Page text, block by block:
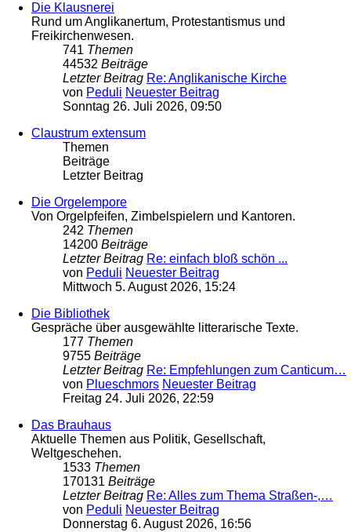
Die Klausnerei
Rund um Anglikanertum, Protestantismus und
Freikirchenwesen.
741 Themen
44532 Beiträge
Letzter Beitrag Re: Anglikanische Kirche
von Peduli Neuester Beitrag
Sonntag 26. Juli 2026, 09:50
Claustrum extensum
Themen
Beiträge
Letzter Beitrag
Die Orgelempore
Von Orgelpfeifen, Zimbelspielern und Kantoren.
242 Themen
14200 Beiträge
Letzter Beitrag Re: einfach bloß schön ...
von Peduli Neuester Beitrag
Mittwoch 5. August 2026, 15:24
Die Bibliothek
Gespräche über ausgewählte litterarische Texte.
177 Themen
9755 Beiträge
Letzter Beitrag Re: Empfehlungen zum Canticum…
von Plueschmors Neuester Beitrag
Freitag 24. Juli 2026, 22:59
Das Brauhaus
Aktuelle Themen aus Politik, Gesellschaft,
Weltgeschehen.
1533 Themen
170131 Beiträge
Letzter Beitrag Re: Alles zum Thema Straßen-,…
von Peduli Neuester Beitrag
Donnerstag 6. August 2026, 16:56